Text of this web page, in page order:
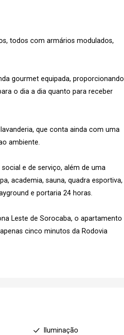
todos com armários modulados,
gourmet equipada, proporcionando
o dia a dia quanto para receber
que conta ainda com uma
ambiente.
e de serviço, além de uma
academia, sauna, quadra esportiva,
e portaria 24 horas.
Leste de Sorocaba, o apartamento
cinco minutos da Rodovia
Iluminação